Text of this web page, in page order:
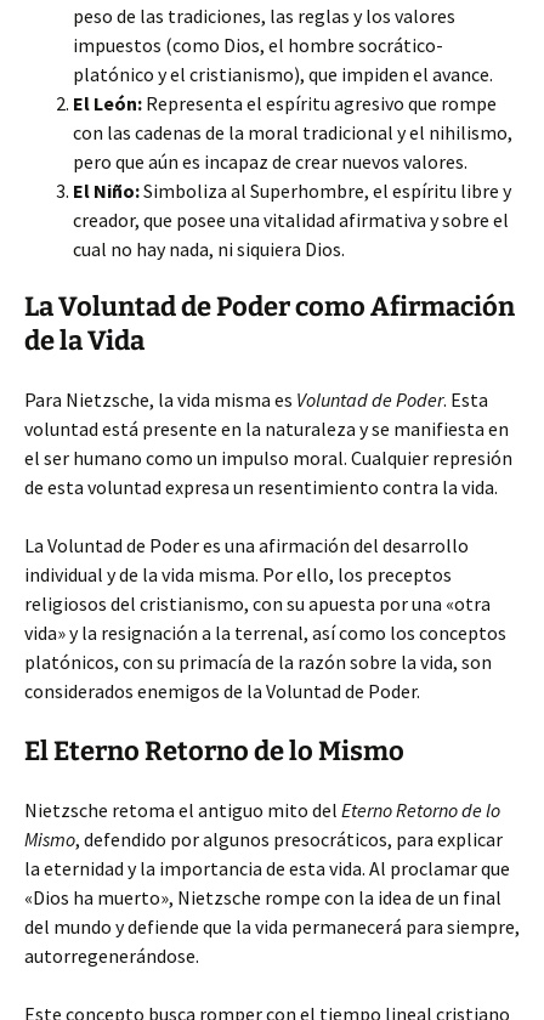
peso de las tradiciones, las reglas y los valores
impuestos (como Dios, el hombre socrático-
platónico y el cristianismo), que impiden el avance.
El León: Representa el espíritu agresivo que rompe
con las cadenas de la moral tradicional y el nihilismo,
pero que aún es incapaz de crear nuevos valores.
El Niño:Simboliza al Superhombre, el espíritu libre y
creador, que posee una vitalidad afirmativa y sobre el
cual no hay nada, ni siquiera Dios.
La Voluntad de Poder como Afirmación
de la Vida
Para Nietzsche, la vida misma es Voluntad de Poder. Esta
voluntad está presente en la naturaleza y se manifiesta en
el ser humano como un impulso moral. Cualquier represión
de esta voluntad expresa un resentimiento contra la vida.
La Voluntad de Poder es una afirmación del desarrollo
individual y de la vida misma. Por ello, los preceptos
religiosos del cristianismo, con su apuesta por una «otra
vida» y la resignación a la terrenal, así como los conceptos
platónicos, con su primacía de la razón sobre la vida, son
considerados enemigos de la Voluntad de Poder.
El Eterno Retorno de lo Mismo
Nietzsche retoma el antiguo mito del Eterno Retorno de lo
Mismo, defendido por algunos presocráticos, para explicar
la eternidad y la importancia de esta vida. Al proclamar que
«Dios ha muerto», Nietzsche rompe con la idea de un final
del mundo y defiende que la vida permanecerá para siempre,
autorregenerándose.
Este concepto busca romper con el tiempo lineal cristiano